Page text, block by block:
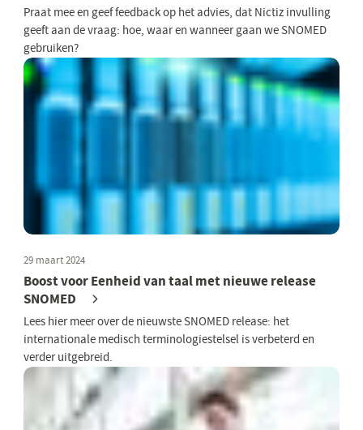
Praat mee en geef feedback op het advies, dat Nictiz invulling
geeft aan de vraag: hoe, waar en wanneer gaan we SNOMED
gebruiken?
29 maart 2024
Boost voor Eenheid van taal met nieuwe release
SNOMED
Lees hier meer over de nieuwste SNOMED release: het
internationale medisch terminologiestelsel is verbeterd en
verder uitgebreid.